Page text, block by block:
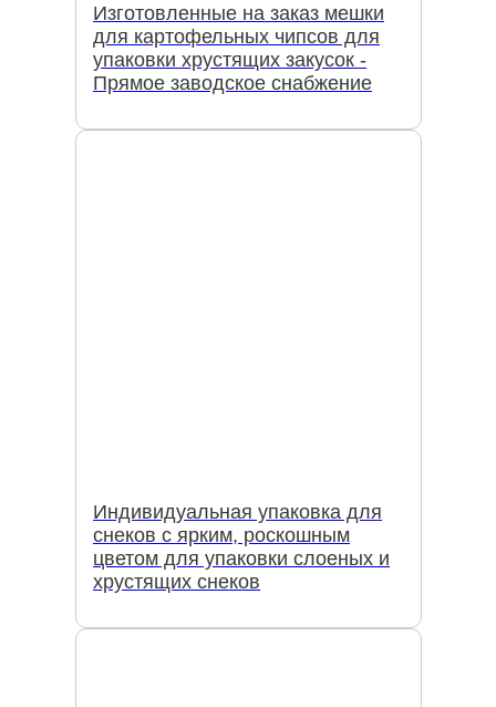
Изготовленные на заказ мешки
для картофельных чипсов для
упаковки хрустящих закусок -
Прямое заводское снабжение
Индивидуальная упаковка для
снеков с ярким, роскошным
цветом для упаковки слоеных и
хрустящих снеков